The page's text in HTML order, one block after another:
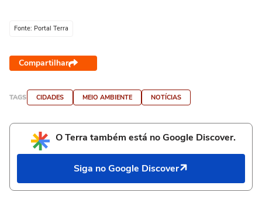
Fonte: Portal Terra
Compartilhar
TAGS CIDADES MEIO AMBIENTE NOTÍCIAS
O Terra também está no Google Discover.
Siga no Google Discover